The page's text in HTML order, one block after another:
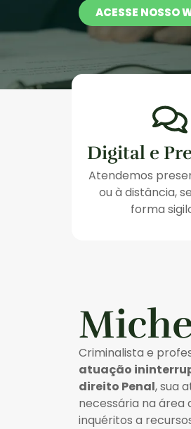
ACESSE NOSSO
Digital e
Atendemos
ou à distância,
forma
Criminalista e
atuação
direito Penal, sua
necessária na área
inquéritos a